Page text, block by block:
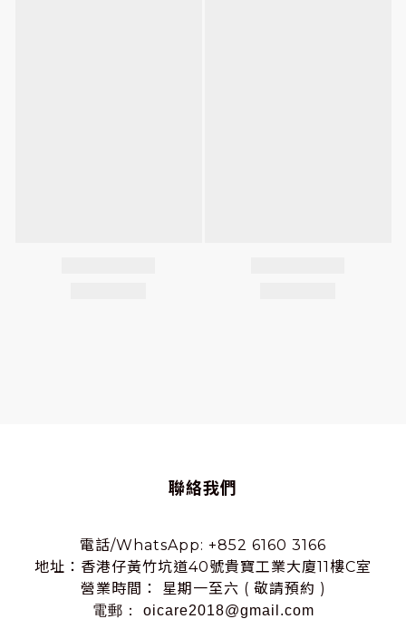
聯絡我們
電話/WhatsApp: +852 6160 3166
地址：香港仔黃竹坑道40號貴寶工業大廈11樓C室
營業時間： 星期一至六 ( 敬請預約 )
電郵： oicare2018@gmail.com